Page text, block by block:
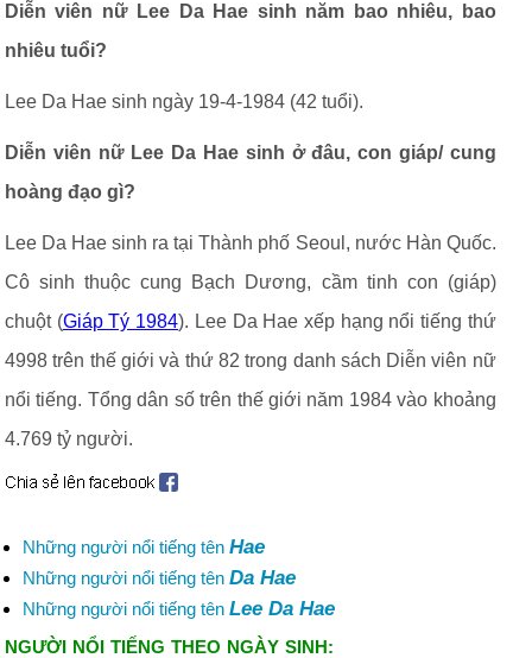
Diễn viên nữ Lee Da Hae sinh năm bao nhiêu, bao
nhiêu tuổi?
Lee Da Hae sinh ngày 19-4-1984 (42 tuổi).
Diễn viên nữ Lee Da Hae sinh ở đâu, con giáp/ cung
hoàng đạo gì?
Lee Da Hae sinh ra tại Thành phố Seoul, nước Hàn Quốc.
Cô sinh thuộc cung Bạch Dương, cầm tinh con (giáp)
chuột (Giáp Tý 1984). Lee Da Hae xếp hạng nổi tiếng thứ
4998 trên thế giới và thứ 82 trong danh sách Diễn viên nữ
nổi tiếng. Tổng dân số trên thế giới năm 1984 vào khoảng
4.769 tỷ người.
Những người nổi tiếng tên Hae
Những người nổi tiếng tên Da Hae
Những người nổi tiếng tên Lee Da Hae
NGƯỜI NỔI TIẾNG THEO NGÀY SINH: